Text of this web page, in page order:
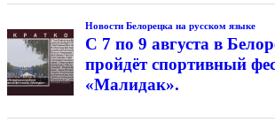
Новости Белорецка на русском языке
С 7 по 9 августа в
пройдёт спортивный
«Малидак».